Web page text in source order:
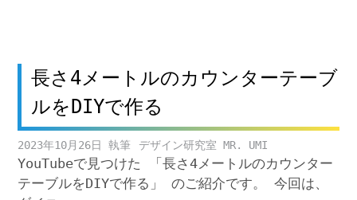
長さ4メートルのカウンターテーブ
ルをDIYで作る
2023年10月26日 デザイン研究室 MR. UMI
YouTubeで見つけた 「長さ4メートルのカウンター
テーブルをDIYで作る」 のご紹介です。 今回は、